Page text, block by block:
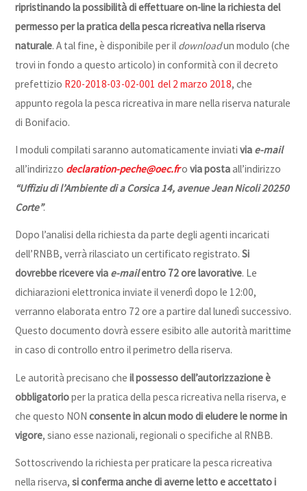
ripristinando la possibilità di effettuare on-line la richiesta del
permesso perla pratica della pesca ricreativa nella riserva
naturale. A tal fine, è disponibile per il downloadun modulo (che
trovi in fondo a questo articolo) in conformità con il decreto
prefettizio R20-2018-03-02-001 del 2 marzo 2018, che
appunto regola la pesca ricreativa in mare nella riserva naturale
di Bonifacio.
I moduli compilati saranno automaticamente inviativia e-mail
all’indirizzo declaration-peche@oec.frovia postaall’indirizzo
“Uffiziu di l’Ambiente di a Corsica 14, avenue Jean Nicoli 20250
Corte”.
Dopo l’analisi della richiesta da parte degli agenti incaricati
dell’RNBB, verrà rilasciato un certificato registrato.Si
dovrebbe ricevere via e-mailentro 72 ore lavorative. Le
dichiarazioni elettronica inviate il venerdì dopo le 12:00,
verranno elaborata entro 72 ore a partire dal lunedì successivo.
Questo documento dovrà essere esibito alle autorità marittime
in caso di controllo entro il perimetro della riserva.
Le autorità precisano cheil possesso dell’autorizzazione è
obbligatorioper la pratica della pesca ricreativa nella riserva, e
che questo NON consente in alcun modo di eludere le norme in
vigore, siano esse nazionali, regionali o specifiche al RNBB.
Sottoscrivendo la richiesta per praticare la pesca ricreativa
nella riserva,si conferma anche di averne letto e accettato i